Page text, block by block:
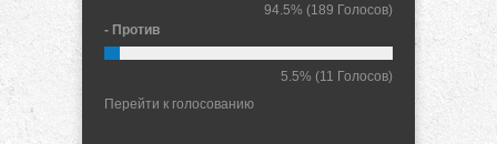
94.5% (189 Голосов)
- Против
5.5% (11 Голосов)
Перейти к голосованию